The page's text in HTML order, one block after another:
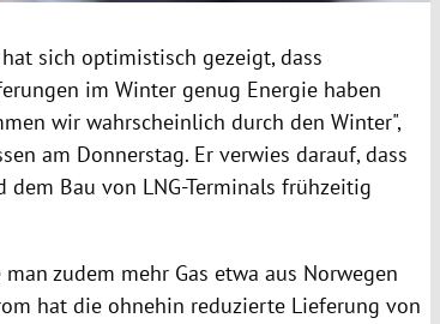
sich optimistisch gezeigt, dass
im Winter genug Energie haben
wir wahrscheinlich durch den Winter",
am Donnerstag. Er verwies darauf, dass
Bau von LNG-Terminals frühzeitig
zudem mehr Gas etwa aus Norwegen
hat die ohnehin reduzierte Lieferung von